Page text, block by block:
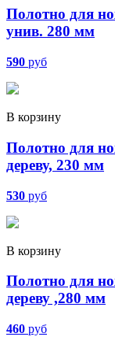
Полотно для
унив. 280 мм
590 руб
В корзину
Полотно для
дереву, 230 мм
530 руб
В корзину
Полотно для
дереву ,280 мм
460 руб